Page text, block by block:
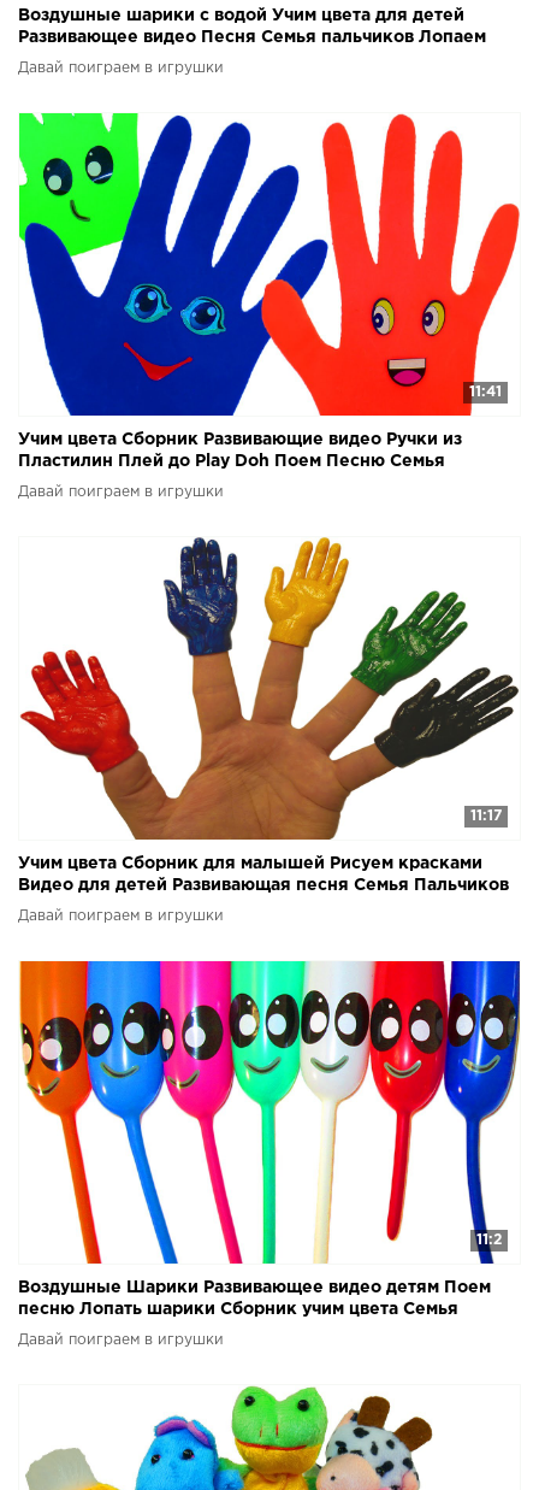
Воздушные шарики с водой Учим цвета для детей
Развивающее видео Песня Семья пальчиков Лопаем
шарики
Давай поиграем в игрушки
11:41
Учим цвета Сборник Развивающие видео Ручки из
Пластилин Плей до Play Doh Поем Песню Семья
пальчиков
Давай поиграем в игрушки
11:17
Учим цвета Сборник для малышей Рисуем красками
Видео для детей Развивающая песня Семья Пальчиков
Давай поиграем в игрушки
11:2
Воздушные Шарики Развивающее видео детям Поем
песню Лопать шарики Сборник учим цвета Семья
пальчиков
Давай поиграем в игрушки